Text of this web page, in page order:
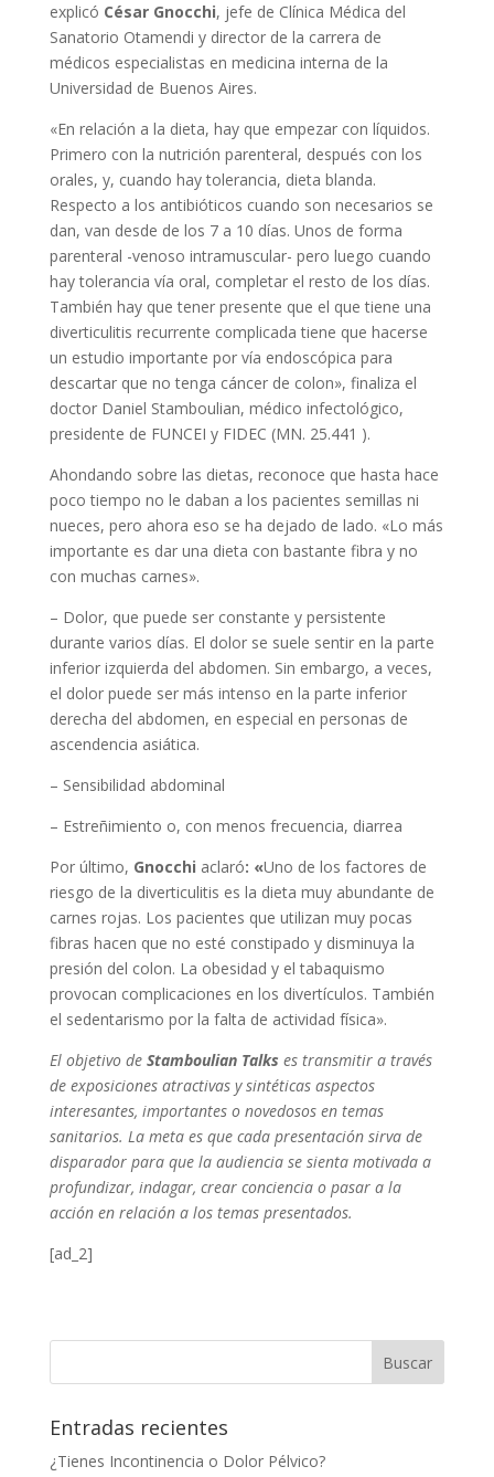
explicó César Gnocchi, jefe de Clínica Médica del
Sanatorio Otamendi y director de la carrera de
médicos especialistas en medicina interna de la
Universidad de Buenos Aires.
«En relación a la dieta, hay que empezar con líquidos.
Primero con la nutrición parenteral, después con los
orales, y, cuando hay tolerancia, dieta blanda.
Respecto a los antibióticos cuando son necesarios se
dan, van desde de los 7 a 10 días. Unos de forma
parenteral -venoso intramuscular- pero luego cuando
hay tolerancia vía oral, completar el resto de los días.
También hay que tener presente que el que tiene una
diverticulitis recurrente complicada tiene que hacerse
un estudio importante por vía endoscópica para
descartar que no tenga cáncer de colon», finaliza el
doctor Daniel Stamboulian, médico infectológico,
presidente de FUNCEI y FIDEC (MN. 25.441 ).
Ahondando sobre las dietas, reconoce que hasta hace
poco tiempo no le daban a los pacientes semillas ni
nueces, pero ahora eso se ha dejado de lado. «Lo más
importante es dar una dieta con bastante fibra y no
con muchas carnes».
– Dolor, que puede ser constante y persistente
durante varios días. El dolor se suele sentir en la parte
inferior izquierda del abdomen. Sin embargo, a veces,
el dolor puede ser más intenso en la parte inferior
derecha del abdomen, en especial en personas de
ascendencia asiática.
– Sensibilidad abdominal
– Estreñimiento o, con menos frecuencia, diarrea
Por último, Gnocchi aclaró: «Uno de los factores de
riesgo de la diverticulitis es la dieta muy abundante de
carnes rojas. Los pacientes que utilizan muy pocas
fibras hacen que no esté constipado y disminuya la
presión del colon. La obesidad y el tabaquismo
provocan complicaciones en los divertículos. También
el sedentarismo por la falta de actividad física».
El objetivo de Stamboulian Talks es transmitir a través
de exposiciones atractivas y sintéticas aspectos
interesantes, importantes o novedosos en temas
sanitarios. La meta es que cada presentación sirva de
disparador para que la audiencia se sienta motivada a
profundizar, indagar, crear conciencia o pasar a la
acción en relación a los temas presentados.
[ad_2]
Entradas recientes
¿Tienes Incontinencia o Dolor Pélvico?